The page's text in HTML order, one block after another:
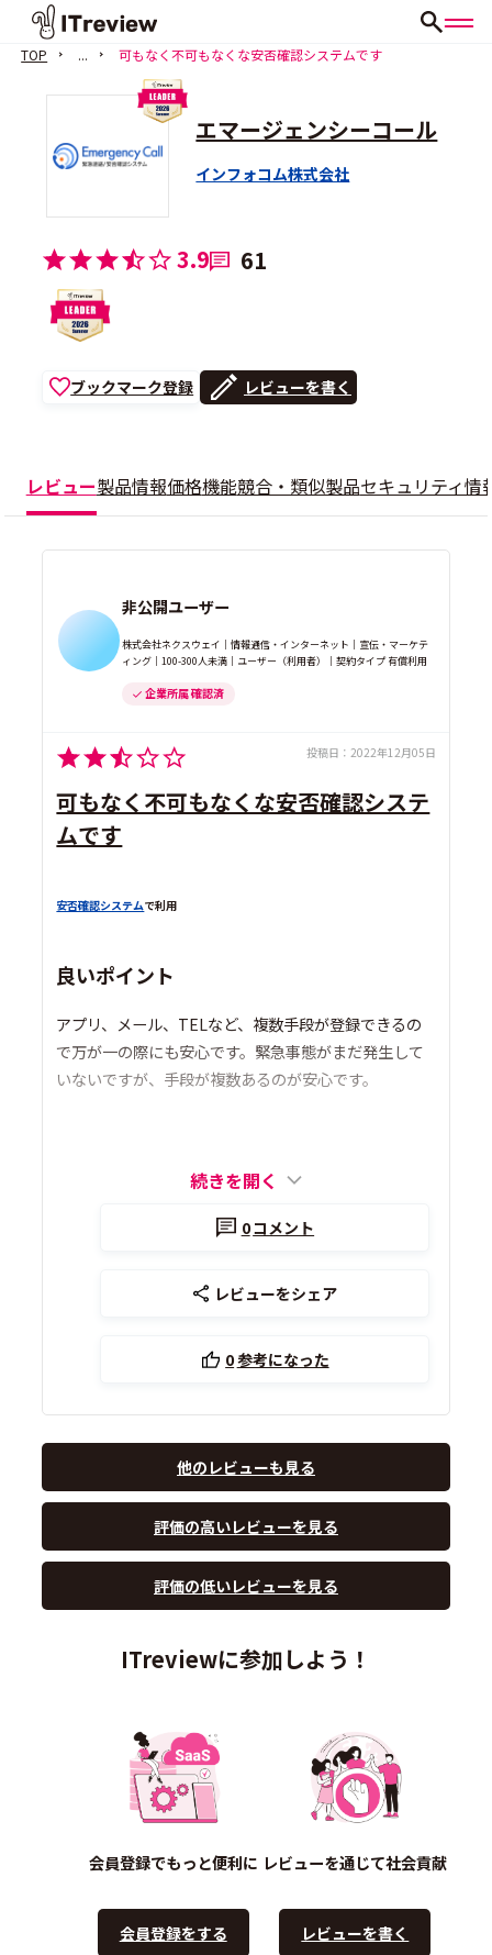
TOP ... 可もなく不可もなくな安否確認システムです
エマージェンシーコール
インフォコム株式会社
3.9 61
ブックマーク登録 レビューを書く
レビュー製品情報価格機能競合・類似製品セキュリティ情
非公開ユーザー
株式会社ネクスウェイ｜情報通信・インターネット｜宣伝・マーケテ
ィング｜100-300人未満｜ユーザー（利用者）｜契約タイプ 有償利用
企業所属 確認済
投稿日： 2022年12月05日
可もなく不可もなくな安否確認システ
ムです
安否確認システムで利用
良いポイント
アプリ、メール、TELなど、複数手段が登録できるの
で万が一の際にも安心です。緊急事態がまだ発生して
いないですが、手段が複数あるのが安心です。
続きを開く
0コメント
レビューをシェア
0参考になった
他のレビューも見る
評価の高いレビューを見る
評価の低いレビューを見る
ITreviewに参加しよう！
会員登録でもっと便利に
会員登録をする
レビューを通じて社会貢献
レビューを書く